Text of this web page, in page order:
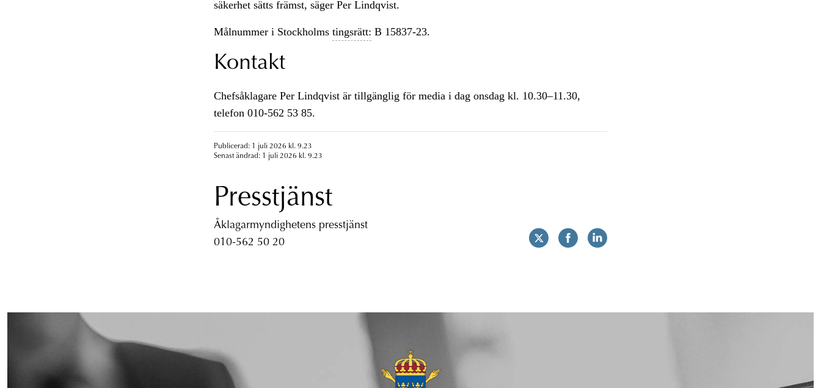
säkerhet sätts främst, säger Per Lindqvist.
Målnummer i Stockholms tingsrätt: B 15837-23.
Kontakt
Chefsåklagare Per Lindqvist är tillgänglig för media i dag onsdag kl. 10.30–11.30,
telefon 010-562 53 85.
Publicerad: 1 juli 2026 kl. 9.23
Senast ändrad: 1 juli 2026 kl. 9.23
Presstjänst
Åklagarmyndighetens presstjänst
010-562 50 20